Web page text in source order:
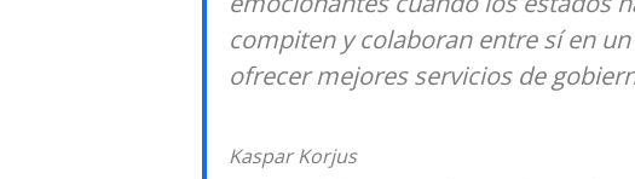
compiten y colaboran entre sí en
ofrecer mejores servicios de
Kaspar Korjus